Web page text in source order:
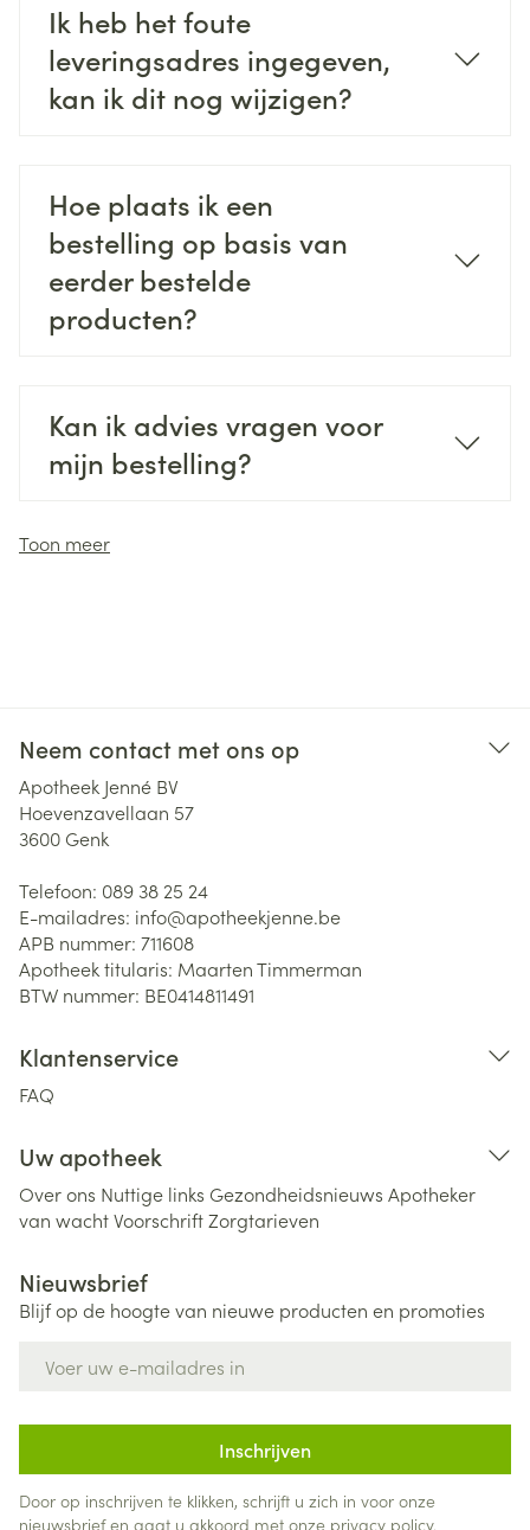
Ik heb het foute
leveringsadres ingegeven,
kan ik dit nog wijzigen?
Hoe plaats ik een
bestelling op basis van
eerder bestelde
producten?
Kan ik advies vragen voor
mijn bestelling?
Toon meer
Neem contact met ons op
Apotheek Jenné BV
Hoevenzavellaan 57
3600 Genk
Telefoon: 089 38 25 24
E-mailadres: info@apotheekjenne.be
APB nummer: 711608
Apotheek titularis: Maarten Timmerman
BTW nummer: BE0414811491
Klantenservice
FAQ
Uw apotheek
Over ons Nuttige links Gezondheidsnieuws Apotheker
van wachtVoorschriftZorgtarieven
Nieuwsbrief
Blijf op de hoogte van nieuwe producten en promoties
Inschrijven
Door op inschrijven te klikken, schrijft u zich in voor onze
nieuwsbrief en gaat u akkoord met onze privacy policy.